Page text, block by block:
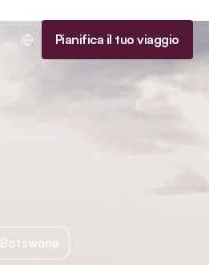
Pianifica il tuo viaggio
Botswana